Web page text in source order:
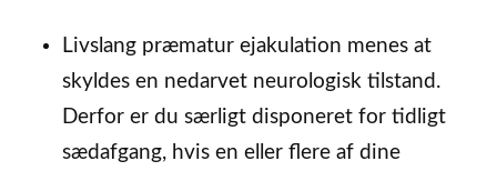
Livslang præmatur ejakulation menes at
skyldes en nedarvet neurologisk tilstand.
Derfor er du særligt disponeret for tidligt
sædafgang, hvis en eller flere af dine